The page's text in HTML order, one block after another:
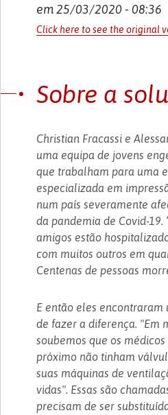
em 25/03/2020 - 08:36
Click here to see the original
Sobre a
Christian Fracassi e
uma equipa de jovens
que trabalham para uma
especializada em
num país severamente
da pandemia de Covid-19.
amigos estão
com muitos outros em
Centenas de pessoas
E então eles encontraram
de fazer a diferença. "Em
soubemos que os
próximo não tinham
suas máquinas de
vidas". Essas são
precisam de ser